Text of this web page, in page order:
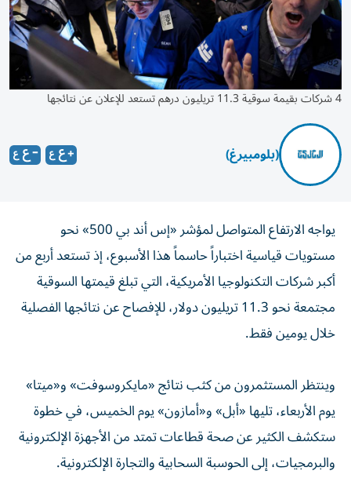
4 شركات بقيمة سوقية 11.3 تريليون درهم تستعد للإعلان عن نتائجها
(بلومبيرغ)
يواجه الارتفاع المتواصل لمؤشر «إس أند بي 500» نحو
مستويات قياسية اختباراً حاسماً هذا الأسبوع، إذ تستعد أربع من
أكبر شركات التكنولوجيا الأمريكية، التي تبلغ قيمتها السوقية
مجتمعة نحو 11.3 تريليون دولار، للإفصاح عن نتائجها الفصلية
خلال يومين فقط.
وينتظر المستثمرون من كثب نتائج «مايكروسوفت» و«ميتا»
يوم الأربعاء، تليها «أبل» و«أمازون» يوم الخميس، في خطوة
ستكشف الكثير عن صحة قطاعات تمتد من الأجهزة الإلكترونية
والبرمجيات، إلى الحوسبة السحابية والتجارة الإلكترونية.